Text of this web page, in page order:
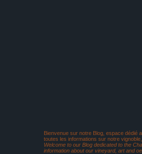
Bienvenue sur notre Blog, espace dédié
toutes les informations sur notre
Welcome to our Blog dedicated to the
information about our vineyard, art and